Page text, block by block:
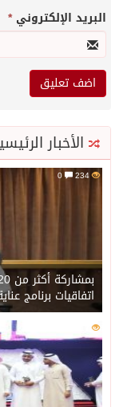
البريد الإلكتروني*
الأخبار
234
اتفاقيات برنامج
217